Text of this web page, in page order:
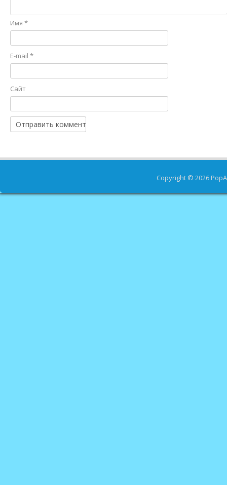
Имя *
E-mail *
Сайт
Copyright © 2026